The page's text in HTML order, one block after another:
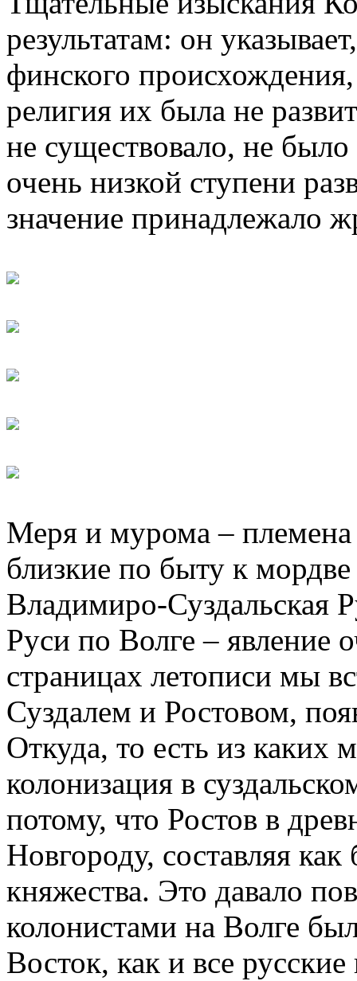
результатам: он
финского
религия их была не
не существовало, не
очень низкой ступени
значение принадлежало
Меря и мурома –
близкие по быту к мордве
Владимиро-Суздальская
Руси по Волге – явление
страницах летописи мы
Суздалем и Ростовом,
Откуда, то есть из каких
колонизация в
потому, что Ростов в
Новгороду, составляя
княжества. Это давало
колонистами на Волге
Восток, как и все